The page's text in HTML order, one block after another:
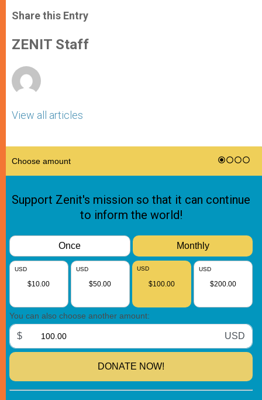
t
s
p
p
s
e
g
e
e
b
o
k
Share this Entry
ZENIT Staff
View all articles